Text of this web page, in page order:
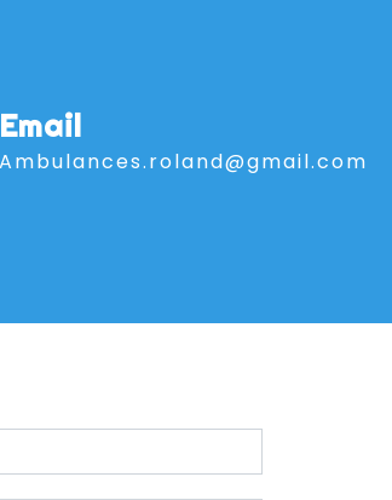
Email
ambulances.roland@gmail.com